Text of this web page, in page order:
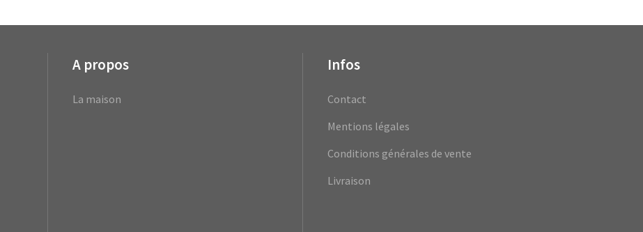
A propos
La maison
Infos
Contact
Mentions légales
Conditions générales de vente
Livraison